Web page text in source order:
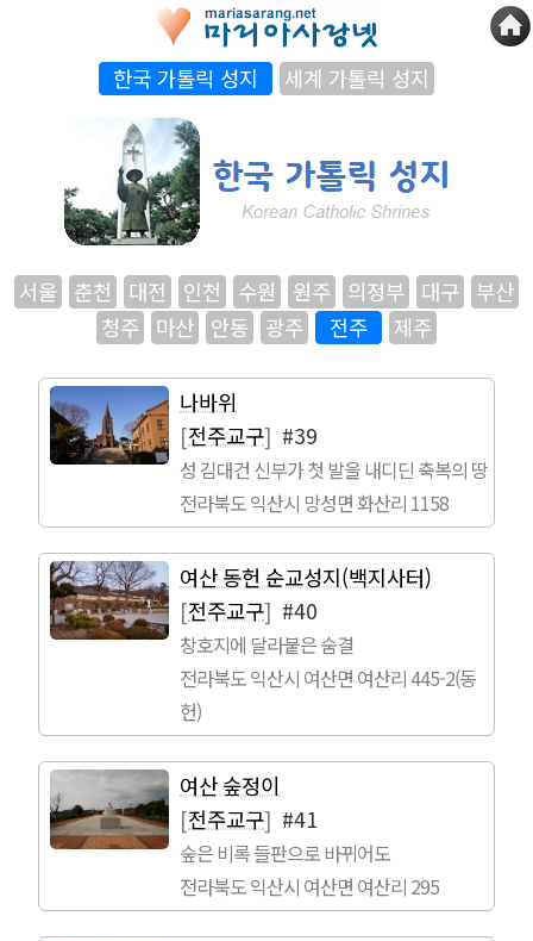
한국 가톨릭 성지 세계 가톨릭 성지
서울 춘천 대전 인천 수원 원주 의정부 대구 부산
청주 마산 안동 광주 전주 제주
나바위
[전주교구] #39
성 김대건 신부가 첫 발을 내디딘 축복의 땅
전라북도 익산시 망성면 화산리 1158
여산 동헌 순교성지(백지사터)
[전주교구] #40
창호지에 달라붙은 숨결
전라북도 익산시 여산면 여산리 445-2(동
헌)
여산 숲정이
[전주교구] #41
숲은 비록 들판으로 바뀌어도
전라북도 익산시 여산면 여산리 295